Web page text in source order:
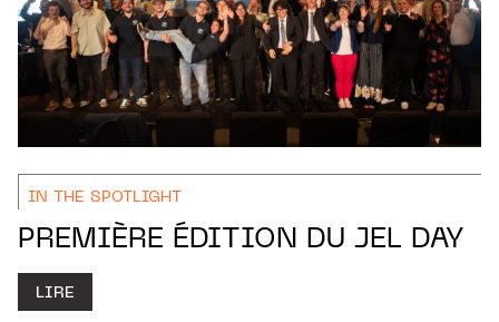
IN THE SPOTLIGHT
PREMIÈRE ÉDITION DU JEL DAY
LIRE